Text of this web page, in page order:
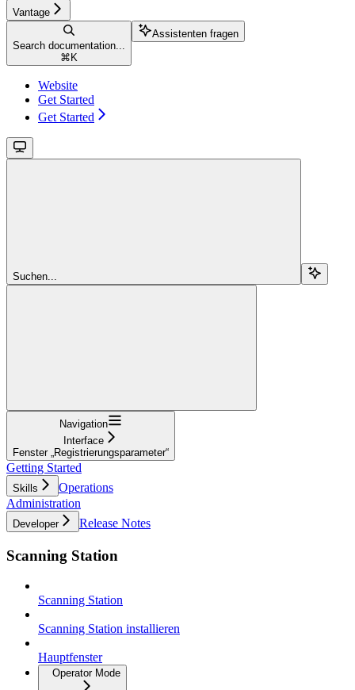
Vantage
Search documentation...
⌘ K
Assistenten fragen
Website
Get Started
Get Started
Suchen...
Navigation
Interface
Fenster „Registrierungsparameter“
Getting Started
Skills
Operations
Administration
Developer Release Notes
Scanning Station
Scanning Station
Scanning Station installieren
Hauptfenster
Operator Mode